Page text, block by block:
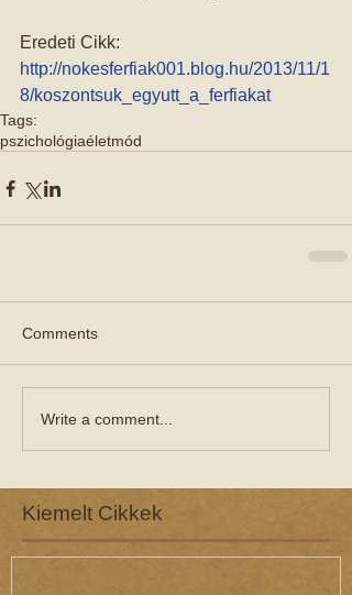
Eredeti Cikk:
http://nokesferfiak001.blog.hu/2013/11/1
8/koszontsuk_egyutt_a_ferfiakat
Tags:
pszichológiaéletmód
Comments
Write a comment...
Kiemelt Cikkek